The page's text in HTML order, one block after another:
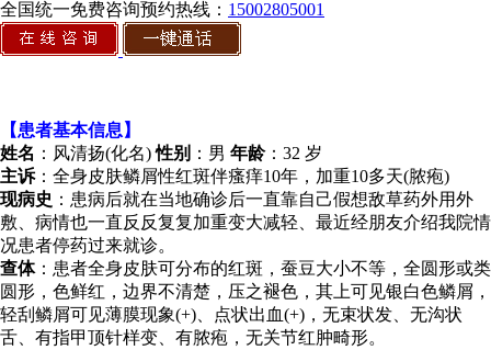
全国统一免费咨询预约热线： 15002805001
【患者基本信息】
姓名 ：风清扬(化名)性别 ：男 年龄：32 岁
主诉：全身皮肤鳞屑性红斑伴瘙痒10年，加重10多天(脓疱)
现病史 ：患病后就在当地确诊后一直靠自己假想敌草药外用外
敷、病情也一直反反复复加重变大减轻、最近经朋友介绍我院情
况患者停药过来就诊。
查体：患者全身皮肤可分布的红斑，蚕豆大小不等，全圆形或类
圆形，色鲜红，边界不清楚，压之褪色，其上可见银白色鳞屑，
轻刮鳞屑可见薄膜现象(+)、点状出血(+)，无束状发、无沟状
舌、有指甲顶针样变、有脓疱，无关节红肿畸形。